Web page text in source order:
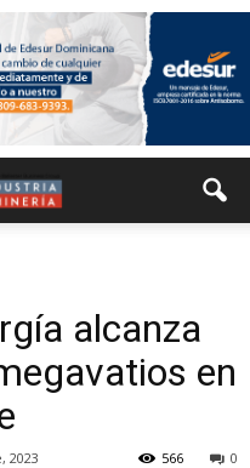
alcanza
en
2023 0
566